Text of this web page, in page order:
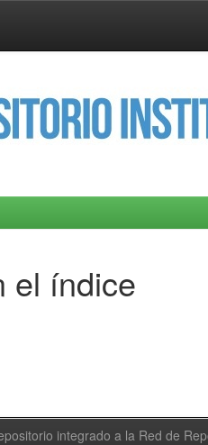
el índice
integrado a la Red de